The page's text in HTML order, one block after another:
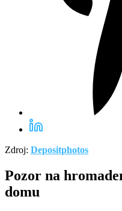
Zdroj: Depositphotos
Pozor na
domu